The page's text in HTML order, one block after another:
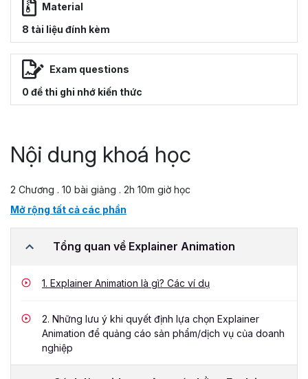
Material
8 tài liệu đính kèm
Exam questions
0 đề thi ghi nhớ kiến thức
Nội dung khoá học
2 Chương . 10 bài giảng . 2h 10m giờ học
Mở rộng tất cả các phần
Tổng quan về Explainer Animation
1. Explainer Animation là gì? Các ví dụ
2. Những lưu ý khi quyết định lựa chọn Explainer
Animation để quảng cáo sản phẩm/dịch vụ của doanh
nghiệp